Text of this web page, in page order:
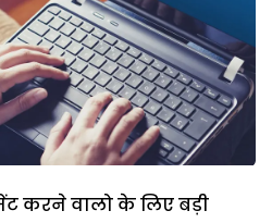
करने वालो के लिए बड़ी